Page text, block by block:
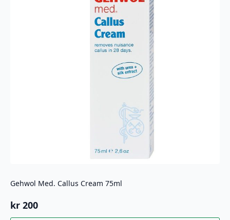
Gehwol Med. Callus Cream 75ml
kr 200